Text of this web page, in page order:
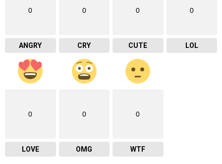
0
ANGRY
0
CRY
0
CUTE
0
LOL
0
LOVE
0
OMG
0
WTF